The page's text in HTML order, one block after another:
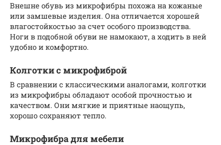
Внешне обувь из микрофибры похожа на кожаные
или замшевые изделия. Она отличается хорошей
влагостойкостью за счет особого производства.
Ноги в подобной обуви не намокают, а ходить в ней
удобно и комфортно.
Колготки с микрофиброй
В сравнении с классическими аналогами, колготки
из микрофибры обладают особой прочностью и
качеством. Они мягкие и приятные наощупь,
хорошо сохраняют тепло.
Микрофибра для мебели